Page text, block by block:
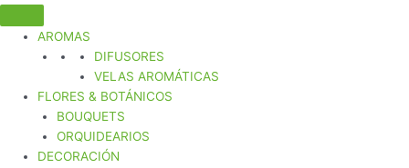
AROMAS
DIFUSORES
VELAS AROMÁTICAS
FLORES & BOTÁNICOS
BOUQUETS
ORQUIDEARIOS
DECORACIÓN